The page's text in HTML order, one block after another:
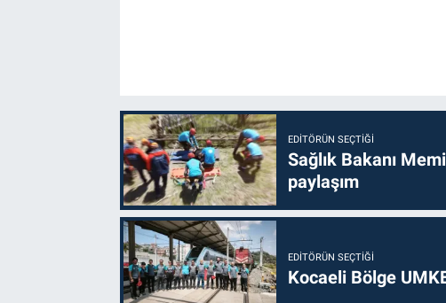
EDITÖRÜN SEÇTIĞI
Sağlık Bakanı
paylaşım
EDITÖRÜN SEÇTIĞI
Kocaeli Bölge